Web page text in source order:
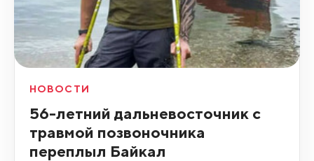
НОВОСТИ
56-летний дальневосточник с
травмой позвоночника
переплыл Байкал